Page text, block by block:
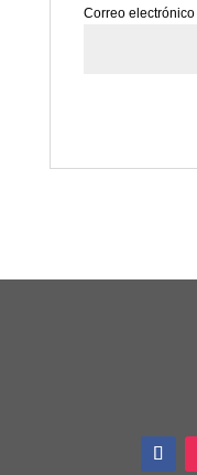
Correo electrónico